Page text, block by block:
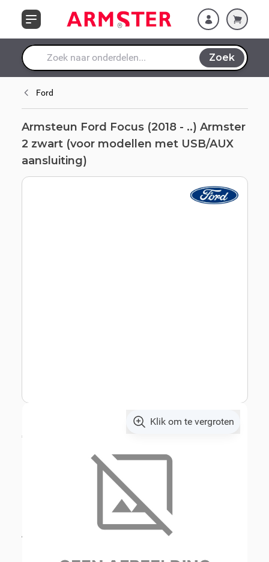
Waar ben je naar op zoek?
Zoek
(voor modellen met
USB/AUX
Ford
Armsteun Ford Focus (2018 - ..) Armster
2 zwart (voor modellen met USB/AUX
aansluiting)
Klik om te vergroten
€ 81,82
incl. BTW
V01024
Geschikt voor merk: Ford
Geschikt voor model:Focus
Alle specificaties